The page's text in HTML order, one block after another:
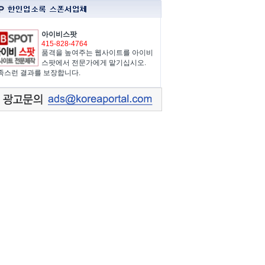
아이비스팟
415-828-4764
품격을 높여주는 웹사이트를 아이비
스팟에서 전문가에게 맡기십시오.
스런 결과를 보장합니다.